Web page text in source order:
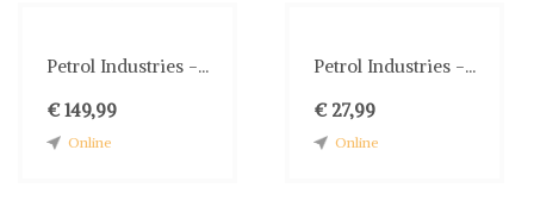
Petrol Industries -...
€ 149,99
Online
Petrol Industries -...
€ 27,99
Online